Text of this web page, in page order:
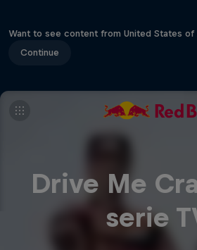
Want to see content from United States of
Continue
Drive Me
serie